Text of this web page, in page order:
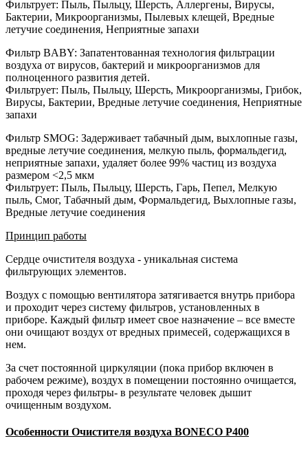
Фильтрует: Пыль, Пыльцу, Шерсть, Аллергены, Вирусы,
Бактерии, Микроорганизмы, Пылевых клещей, Вредные
летучие соединения, Неприятные запахи
Фильтр BABY: Запатентованная технология фильтрации
воздуха от вирусов, бактерий и микроорганизмов для
полноценного развития детей.
Фильтрует: Пыль, Пыльцу, Шерсть, Микроорганизмы, Грибок,
Вирусы, Бактерии, Вредные летучие соединения, Неприятные
запахи
Фильтр SMOG: Задерживает табачный дым, выхлопные газы,
вредные летучие соединения, мелкую пыль, формальдегид,
неприятные запахи, удаляет более 99% частиц из воздуха
размером <2,5 мкм
Фильтрует: Пыль, Пыльцу, Шерсть, Гарь, Пепел, Мелкую
пыль, Смог, Табачный дым, Формальдегид, Выхлопные газы,
Вредные летучие соединения
Принцип работы
Сердце очистителя воздуха - уникальная система
фильтрующих элементов.
Воздух с помощью вентилятора затягивается внутрь прибора
и проходит через систему фильтров, установленных в
приборе. Каждый фильтр имеет свое назначение – все вместе
они очищают воздух от вредных примесей, содержащихся в
нем.
За счет постоянной циркуляции (пока прибор включен в
рабочем режиме), воздух в помещении постоянно очищается,
проходя через фильтры- в результате человек дышит
очищенным воздухом.
Особенности Очистителя воздуха BONECO P400